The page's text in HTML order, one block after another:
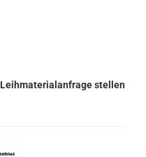
Leihmaterialanfrage stellen